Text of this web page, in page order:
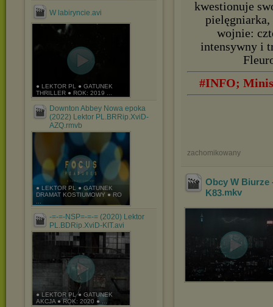
W labiryncie.avi
● LEKTOR PL ● GATUNEK
THRILLER ● ROK: 2019 ...
Downton Abbey Nowa epoka
(2022) Lektor PL.BRRip.XviD-
AZQ.rmvb
● LEKTOR PL ● GATUNEK
DRAMAT KOSTIUMOWY ● RO
-=-=-NSP=-=-= (2020) Lektor
PL.BDRip.XviD-KIT.avi
● LEKTOR PL ● GATUNEK
AKCJA ● ROK: 2020 ● ...
kwestionuje
wojnie:
intensywny i
#INFO;
zachomikowany
Obcy W Biurze
K83.mkv